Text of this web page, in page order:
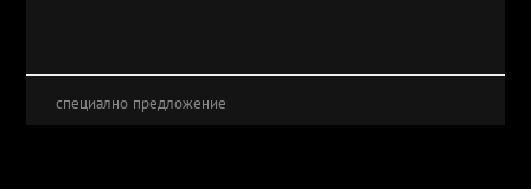
специално предложение